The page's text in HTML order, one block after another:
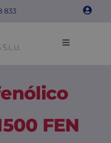
833
Toggle
FEN